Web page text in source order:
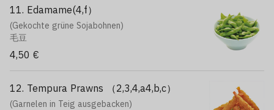
11. Edamame(4,f）
(Gekochte grüne Sojabohnen)
毛豆
4,50 €
12. Tempura Prawns （2,3,4,a4,b,c）
(Garnelen in Teig ausgebacken)